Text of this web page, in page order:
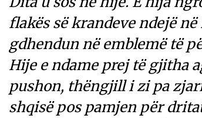
flakës së krandeve ndejë
gdhendun në emblemë të
Hije e ndame prej të gjitha
pushon, thëngjill i zi pa
shqisë pos pamjen për